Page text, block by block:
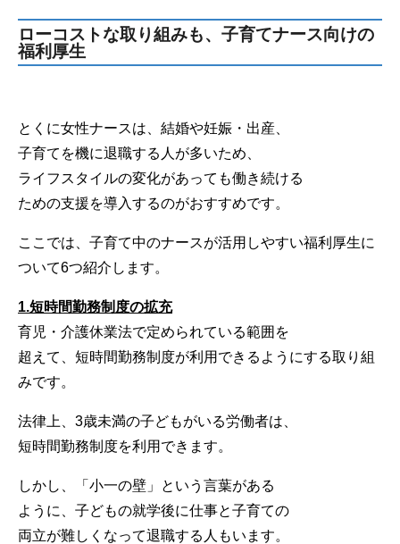
ローコストな取り組みも、子育てナース向けの
福利厚生
とくに女性ナースは、結婚や妊娠・出産、
子育てを機に退職する人が多いため、
ライフスタイルの変化があっても働き続ける
ための支援を導入するのがおすすめです。
ここでは、子育て中のナースが活用しやすい福利厚生に
ついて6つ紹介します。
1.短時間勤務制度の拡充
育児・介護休業法で定められている範囲を
超えて、短時間勤務制度が利用できるようにする取り組
みです。
法律上、3歳未満の子どもがいる労働者は、
短時間勤務制度を利用できます。
しかし、「小一の壁」という言葉がある
ように、子どもの就学後に仕事と子育ての
両立が難しくなって退職する人もいます。